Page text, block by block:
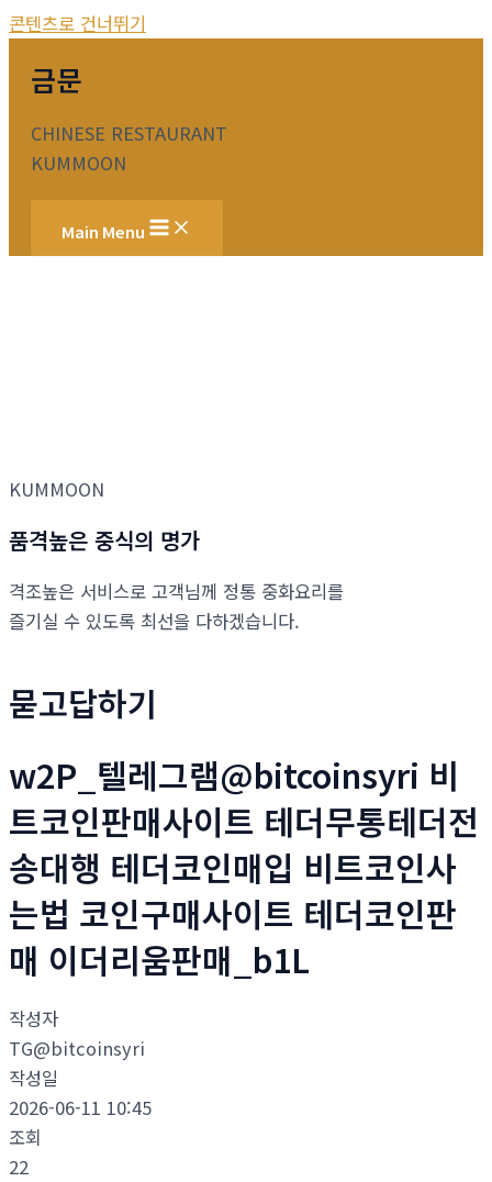
콘텐츠로 건너뛰기
금문
CHINESE RESTAURANT
KUMMOON
Main Menu
KUMMOON
품격높은 중식의 명가
격조높은 서비스로 고객님께 정통 중화요리를
즐기실 수 있도록 최선을 다하겠습니다.
묻고답하기
w2P_텔레그램@bitcoinsyri 비
트코인판매사이트 테더무통테더전
송대행 테더코인매입 비트코인사
는법 코인구매사이트 테더코인판
매 이더리움판매_b1L
작성자
TG@bitcoinsyri
작성일
2026-06-11 10:45
조회
22